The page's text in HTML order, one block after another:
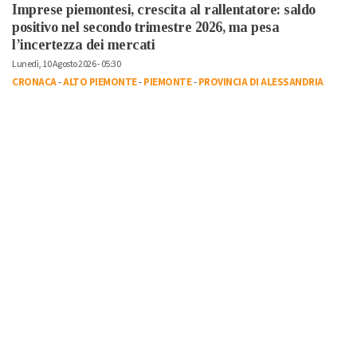
Imprese piemontesi, crescita al rallentatore: saldo
positivo nel secondo trimestre 2026, ma pesa
l’incertezza dei mercati
Lunedì, 10 Agosto 2026 - 05:30
CRONACA-ALTO PIEMONTE-PIEMONTE-PROVINCIA DI ALESSANDRIA